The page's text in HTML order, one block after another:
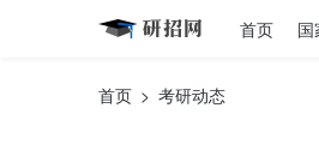
首页
首页 > 考研动态